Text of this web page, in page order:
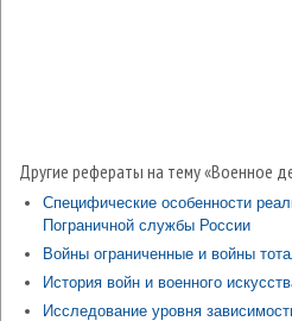
Другие рефераты на тему «Военное
Специфические особенности
Пограничной службы России
Войны ограниченные и войны
История войн и военного
Исследование уровня